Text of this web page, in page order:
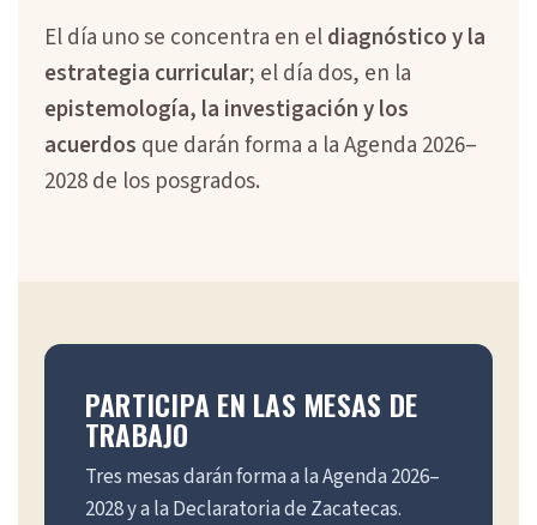
El día uno se concentra en eldiagnóstico y la
estrategia curricular; el día dos, en la
epistemología, la investigación y los
acuerdos que darán forma a la Agenda 2026–
2028 de los posgrados.
PARTICIPA EN LAS MESAS DE
TRABAJO
Tres mesas darán forma a la Agenda 2026–
2028 y a la Declaratoria de Zacatecas.